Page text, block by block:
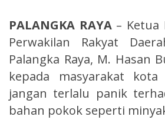
PALANGKA RAYA – Ketua
Perwakilan Rakyat
Palangka Raya, M. Hasan
kepada masyarakat
jangan terlalu panik
bahan pokok seperti